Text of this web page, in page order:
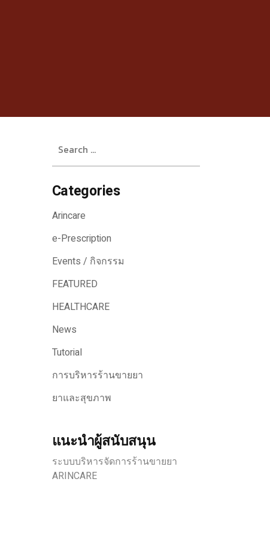
for:
Categories
Arincare
e-Prescription
Events / กิจกรรม
FEATURED
HEALTHCARE
News
Tutorial
การบริหารร้านขายยา
ยาและสุขภาพ
แนะนำผู้สนับสนุน
ระบบบริหารจัดการร้านขายยา
ARINCARE